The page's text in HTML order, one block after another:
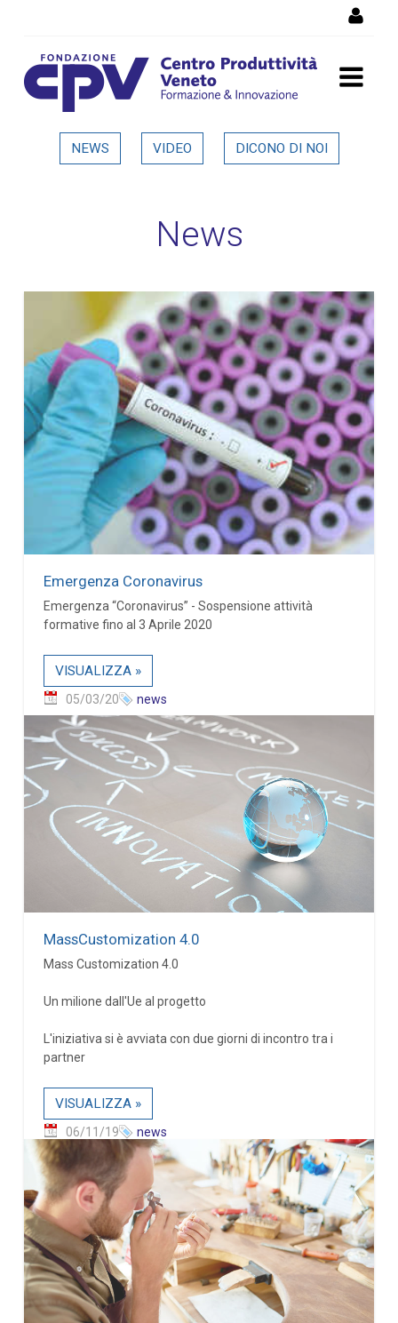
Dettaglio in evidenza
NEWS VIDEO DICONO DI NOI
News
Emergenza Coronavirus
Emergenza “Coronavirus” - Sospensione attività
formative fino al 3 Aprile 2020
VISUALIZZA »
05/03/20 news
MassCustomization 4.0
Mass Customization 4.0
Un milione dall'Ue al progetto
L'iniziativa si è avviata con due giorni di incontro tra i
partner
VISUALIZZA »
06/11/19 news